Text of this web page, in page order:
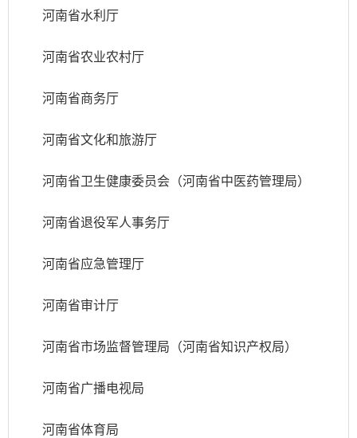
河南省水利厅
河南省农业农村厅
河南省商务厅
河南省文化和旅游厅
河南省卫生健康委员会（河南省中医药管理局）
河南省退役军人事务厅
河南省应急管理厅
河南省审计厅
河南省市场监督管理局（河南省知识产权局）
河南省广播电视局
河南省体育局